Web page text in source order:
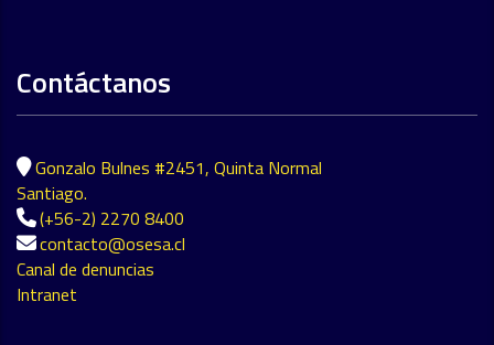
Contáctanos
Gonzalo Bulnes #2451, Quinta Normal
Santiago.
(+56-2) 2270 8400
contacto@osesa.cl
Canal de denuncias
Intranet